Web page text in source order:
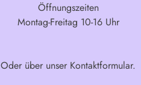
Öffnungszeiten
Montag-Freitag 10-16 Uhr
Oder über unser Kontaktformular.